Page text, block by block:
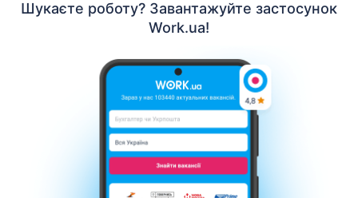
Шукаєте роботу? Завантажуйте застосунок
Work.ua!
Контакти Про нас
Кар’єра